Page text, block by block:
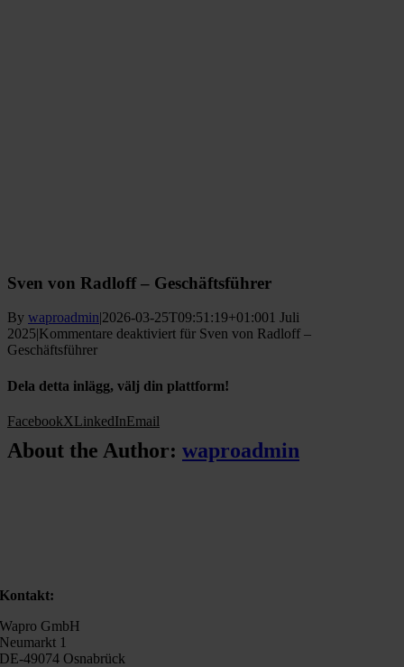
Sven von Radloff – Geschäftsführer
By waproadmin|2026-03-25T09:51:19+01:001 Juli
2025|Kommentare deaktiviert für Sven von Radloff –
Geschäftsführer
Dela detta inlägg, välj din plattform!
FacebookXLinkedInEmail
About the Author: waproadmin
Kontakt:
Wapro GmbH
Neumarkt 1
DE-49074 Osnabrück